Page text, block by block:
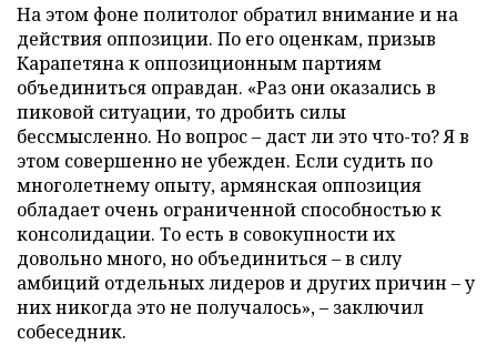
На этом фоне политолог обратил внимание и на
действия оппозиции. По его оценкам, призыв
Карапетяна к оппозиционным партиям
объединиться оправдан. «Раз они оказались в
пиковой ситуации, то дробить силы
бессмысленно. Но вопрос – даст ли это что-то? Я в
этом совершенно не убежден. Если судить по
многолетнему опыту, армянская оппозиция
обладает очень ограниченной способностью к
консолидации. То есть в совокупности их
довольно много, но объединиться – в силу
амбиций отдельных лидеров и других причин – у
них никогда это не получалось», – заключил
собеседник.